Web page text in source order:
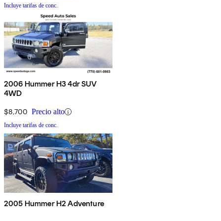
Incluye tarifas de conc.
2006 Hummer H3 4dr SUV
4WD
$8,700 Precio alto
Incluye tarifas de conc.
2005 Hummer H2 Adventure